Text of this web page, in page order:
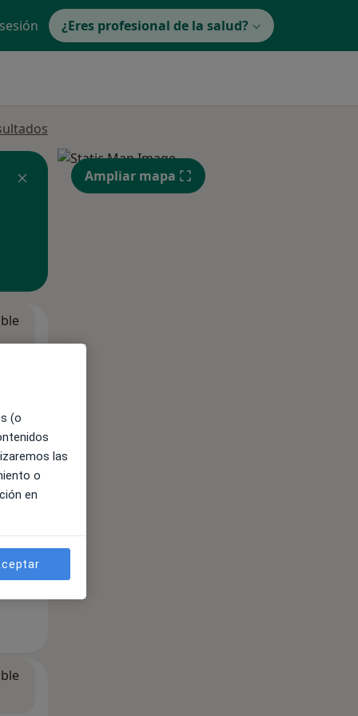
¿Eres profesional de la salud?
Ampliar mapa
(o
las
o
en